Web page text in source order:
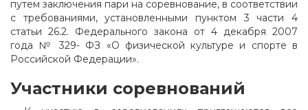
путем заключения пари на соревнование, в соответствии
с требованиями, установленными пунктом 3 части 4
статьи 26.2. Федерального закона от 4 декабря 2007
года № 329- ФЗ «О физической культуре и спорте в
Российской Федерации».
Участники соревнований